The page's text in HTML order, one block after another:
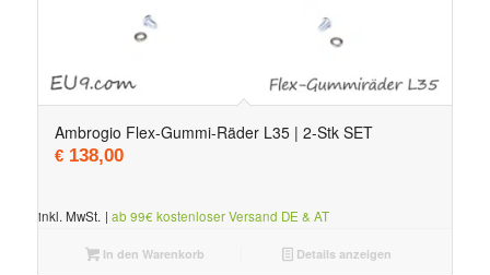
Ambrogio Flex-Gummi-Räder L35 | 2-Stk SET
€138,00
inkl. MwSt. | ab 99€ kostenloser Versand DE & AT
In den Warenkorb Details anzeigen